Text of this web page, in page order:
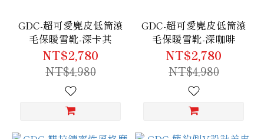
GDC-超可愛麂皮低筒滾
毛保暖雪靴-深卡其
NT$2,780
NT$4,980
GDC-超可愛麂皮低筒滾
毛保暖雪靴-深咖啡
NT$2,780
NT$4,980